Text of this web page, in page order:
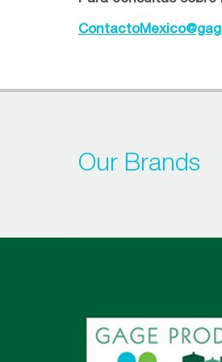
Our Brands